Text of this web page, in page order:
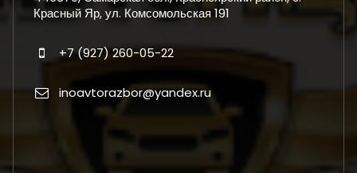
Красный Яр, ул. Комсомольская 191
+7 (927) 260-05-22
inoavtorazbor@yandex.ru